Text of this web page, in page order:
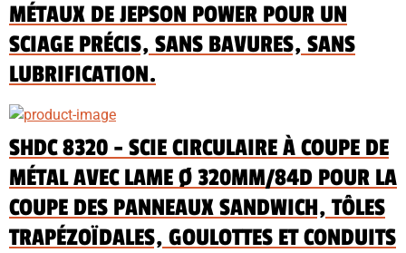
MÉTAUX DE JEPSON POWER POUR UN
SCIAGE PRÉCIS, SANS BAVURES, SANS
LUBRIFICATION.
SHDC 8320 - SCIE CIRCULAIRE À COUPE DE
MÉTAL AVEC LAME Ø 320MM/84D POUR LA
COUPE DES PANNEAUX SANDWICH, TÔLES
TRAPÉZOÏDALES, GOULOTTES ET CONDUITS